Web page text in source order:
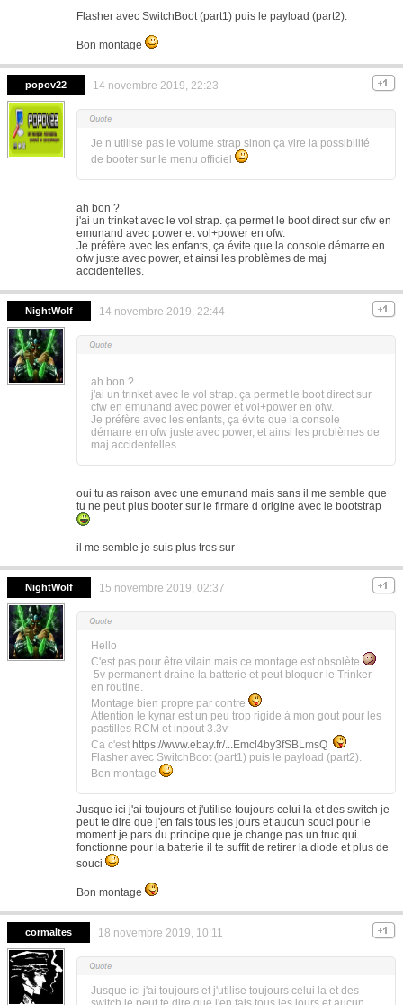
Flasher avec SwitchBoot (part1) puis le payload (part2).
Bon montage
popov22 14 novembre 2019, 22:23
Je n utilise pas le volume strap sinon ça vire la possibilité
de booter sur le menu officiel
ah bon ?
j'ai un trinket avec le vol strap. ça permet le boot direct sur cfw en
emunand avec power et vol+power en ofw.
Je préfère avec les enfants, ça évite que la console démarre en
ofw juste avec power, et ainsi les problèmes de maj
accidentelles.
NightWolf 14 novembre 2019, 22:44
ah bon ?
j'ai un trinket avec le vol strap. ça permet le boot direct sur
cfw en emunand avec power et vol+power en ofw.
Je préfère avec les enfants, ça évite que la console
démarre en ofw juste avec power, et ainsi les problèmes de
maj accidentelles.
oui tu as raison avec une emunand mais sans il me semble que
tu ne peut plus booter sur le firmare d origine avec le bootstrap
il me semble je suis plus tres sur
NightWolf 15 novembre 2019, 02:37
Hello
C'est pas pour être vilain mais ce montage est obsolète
5v permanent draine la batterie et peut bloquer le Trinker
en routine.
Montage bien propre par contre
Attention le kynar est un peu trop rigide à mon gout pour les
pastilles RCM et inpout 3.3v
Ca c'est https://www.ebay.fr/...Emcl4by3fSBLmsQ
Flasher avec SwitchBoot (part1) puis le payload (part2).
Bon montage
Jusque ici j'ai toujours et j'utilise toujours celui la et des switch je
peut te dire que j'en fais tous les jours et aucun souci pour le
moment je pars du principe que je change pas un truc qui
fonctionne pour la batterie il te suffit de retirer la diode et plus de
souci
Bon montage
cormaltes 18 novembre 2019, 10:11
Jusque ici j'ai toujours et j'utilise toujours celui la et des